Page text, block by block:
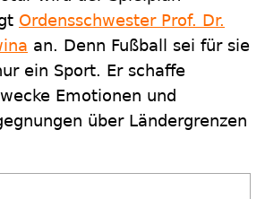
Ordensschwester Prof. Dr.
an. Denn Fußball sei für sie
ein Sport. Er schaffe
Emotionen und
über Ländergrenzen